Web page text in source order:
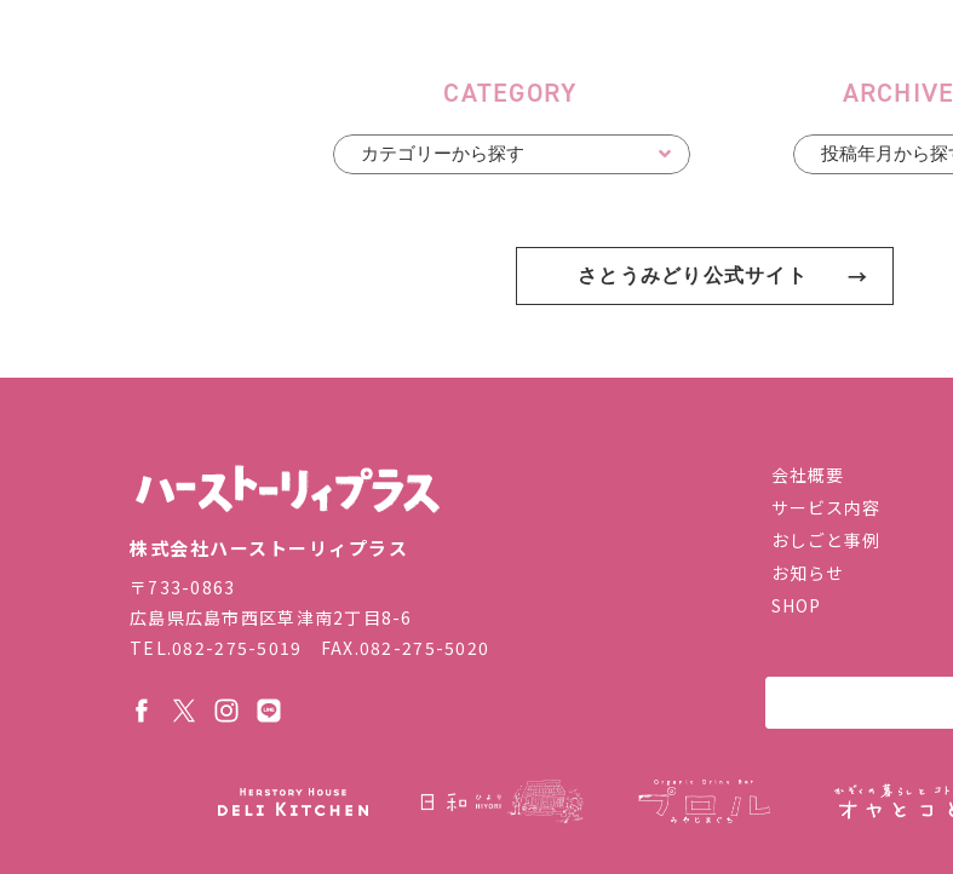
CATEGORY ARCHIVE
さとうみどり公式サイト
会社概要
サービス内容
おしごと事例
お知らせ
SHOP
株式会社ハーストーリィプラス
株式会社ハーストーリィプラス
〒733-0863
広島県広島市西区草津南2丁目8-6
TEL.082-275-5019 FAX.082-275-5020